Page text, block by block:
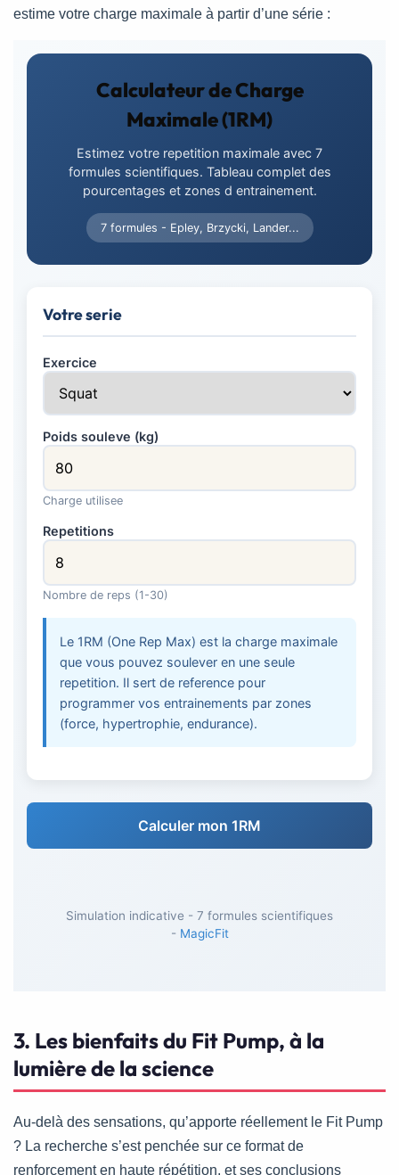
estime votre charge maximale à partir d’une série :
Calculateur de Charge
Maximale (1RM)
Estimez votre repetition maximale avec 7
formules scientifiques. Tableau complet des
pourcentages et zones d entrainement.
7 formules - Epley, Brzycki, Lander...
Votre serie
Exercice
Poids souleve (kg)
Charge utilisee
Repetitions
Nombre de reps (1-30)
Le 1RM (One Rep Max) est la charge maximale
que vous pouvez soulever en une seule
repetition. Il sert de reference pour
programmer vos entrainements par zones
(force, hypertrophie, endurance).
Calculer mon 1RM
Simulation indicative - 7 formules scientifiques
- MagicFit
3. Les bienfaits du Fit Pump, à la
lumière de la science
Au-delà des sensations, qu’apporte réellement le Fit Pump
? La recherche s’est penchée sur ce format de
renforcement en haute répétition, et ses conclusions